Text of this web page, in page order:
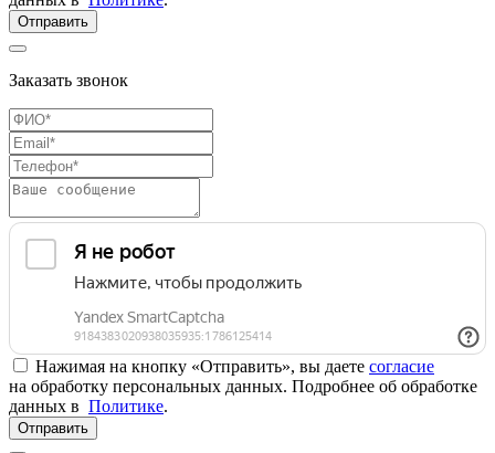
Отправить
Заказать звонок
Нажимая на кнопку «Отправить», вы даете согласие
на обработку персональных данных. Подробнее об обработке
данных в Политике.
Отправить